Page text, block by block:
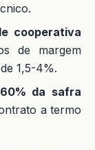
cooperativa
de margem
1,5-4%.
da safra
a termo